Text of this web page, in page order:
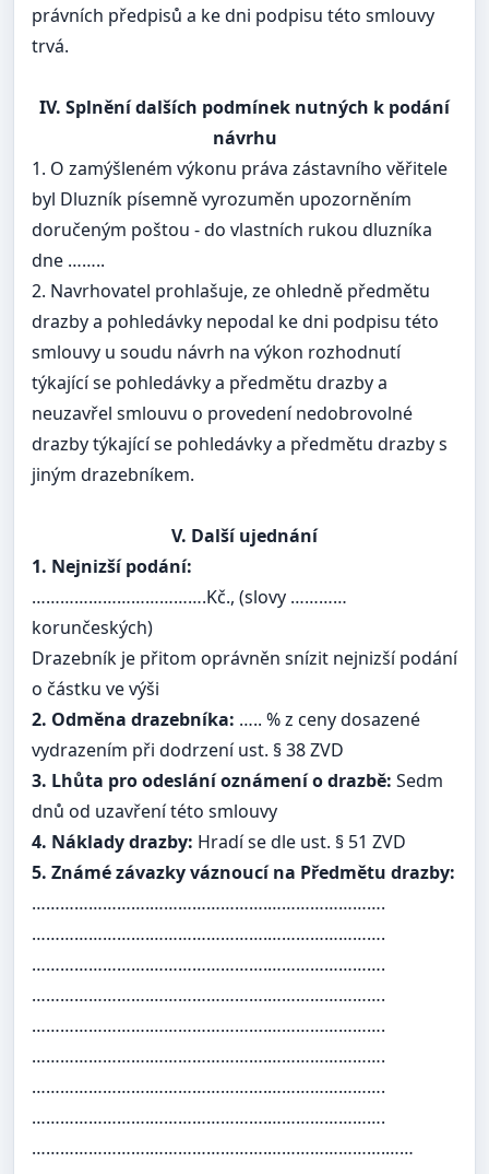
právních předpisů a ke dni podpisu této smlouvy
trvá.
IV. Splnění dalších podmínek nutných k podání
návrhu
1. O zamýšleném výkonu práva zástavního věřitele
byl Dluzník písemně vyrozuměn upozorněním
doručeným poštou - do vlastních rukou dluzníka
dne ……..
2. Navrhovatel prohlašuje, ze ohledně předmětu
drazby a pohledávky nepodal ke dni podpisu této
smlouvy u soudu návrh na výkon rozhodnutí
týkající se pohledávky a předmětu drazby a
neuzavřel smlouvu o provedení nedobrovolné
drazby týkající se pohledávky a předmětu drazby s
jiným drazebníkem.
V. Další ujednání
1. Nejnizší podání:
……………………………….Kč., (slovy …………
korunčeských)
Drazebník je přitom oprávněn snízit nejnizší podání
o částku ve výši
2. Odměna drazebníka: ….. % z ceny dosazené
vydrazením při dodrzení ust. § 38 ZVD
3. Lhůta pro odeslání oznámení o drazbě: Sedm
dnů od uzavření této smlouvy
4. Náklady drazby: Hradí se dle ust. § 51 ZVD
5. Známé závazky váznoucí na Předmětu drazby:
…………………….…………………….…………………….
…………………….…………………….…………………….
…………………….…………………….…………………….
…………………….…………………….…………………….
…………………….…………………….…………………….
…………………….…………………….…………………….
…………………….…………………….…………………….
…………………….…………………….…………………….
…………………….…………………….…………………….……